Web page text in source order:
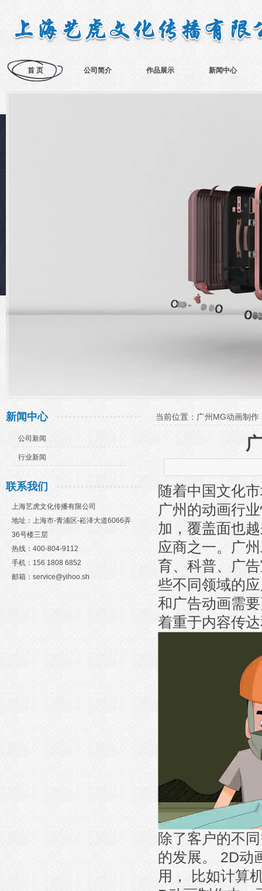
首 页 公司简介 作品展示 新闻中心
新闻中心
公司新闻
行业新闻
联系我们
上海艺虎文化传播有限公司
地址：上海市-青浦区-崧泽大道6066弄
36号楼三层
热线：400-804-9112
手机：156 1808 6852
邮箱：service@yihoo.sh
当前位置： 广州MG动画制作
随着中国文化
广州的动画行
加，覆盖面也
应商之一。广
育、科普、广
些不同领域的
和广告动画需
着重于内容传
除了客户的不
的发展。 2D动
用， 比如计算